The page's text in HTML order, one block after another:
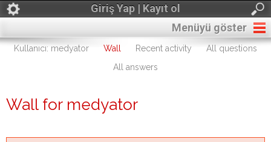
Giriş Yap | Kayıt ol
Menüyü göster
Kullanıcı: medyator Wall Recent activity
All questions
All answers
Wall for medyator